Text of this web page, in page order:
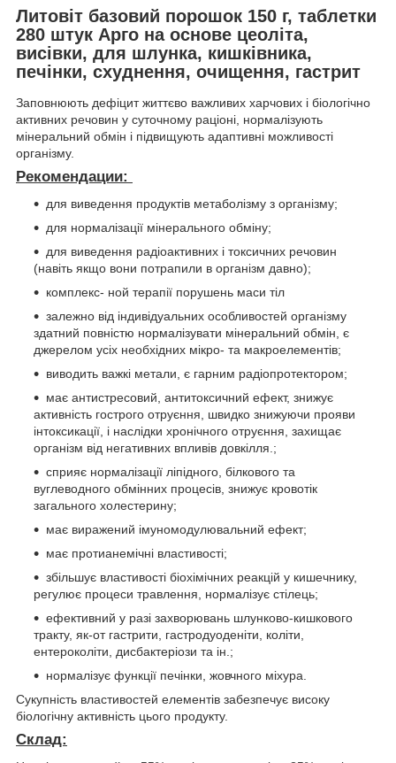
Литовіт базовий порошок 150 г, таблетки
280 штук Арго на основе цеоліта,
висівки, для шлунка, кишківника,
печінки, схуднення, очищення, гастрит
Заповнюють дефіцит життєво важливих харчових і біологічно
активних речовин у суточному раціоні, нормалізують
мінеральний обмін і підвищують адаптивні можливості
організму.
Рекомендации:
для виведення продуктів метаболізму з організму;
для нормалізації мінерального обміну;
для виведення радіоактивних і токсичних речовин
(навіть якщо вони потрапили в організм давно);
комплекс- ной терапії порушень маси тіл
залежно від індивідуальних особливостей організму
здатний повністю нормалізувати мінеральний обмін, є
джерелом усіх необхідних мікро- та макроелементів;
виводить важкі метали, є гарним радіопротектором;
має антистресовий, антитоксичний ефект, знижує
активність гострого отруєння, швидко знижуючи прояви
інтоксикації, і наслідки хронічного отруєння, захищає
організм від негативних впливів довкілля.;
сприяє нормалізації ліпідного, білкового та
вуглеводного обмінних процесів, знижує кровотік
загального холестерину;
має виражений імуномодулювальний ефект;
має протианемічні властивості;
збільшує властивості біохімічних реакцій у кишечнику,
регулює процеси травлення, нормалізує стілець;
ефективний у разі захворювань шлунково-кишкового
тракту, як-от гастрити, гастродуоденіти, коліти,
ентероколіти, дисбактеріози та ін.;
нормалізує функції печінки, жовчного міхура.
Сукупність властивостей елементів забезпечує високу
біологічну активність цього продукту.
Склад: